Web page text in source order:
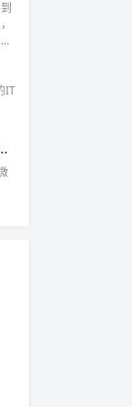
IT
微课视频版 PDF下载